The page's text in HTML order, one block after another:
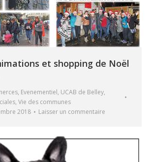
et shopping de Noël
, Evenementiel, UCAB de Belley,
, Vie des communes
2018 Laisser un commentaire